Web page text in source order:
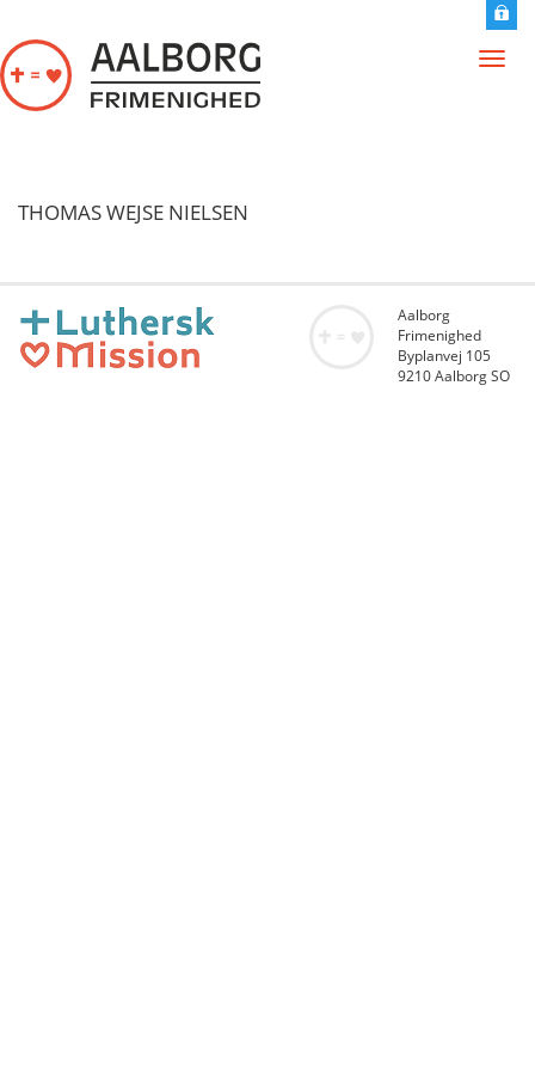
THOMAS WEJSE NIELSEN
Aalborg
Frimenighed
Byplanvej 105
9210 Aalborg SO